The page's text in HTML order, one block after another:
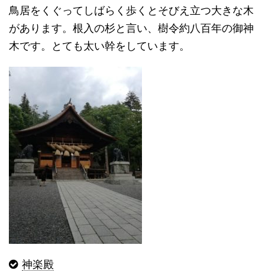
鳥居をくぐってしばらく歩くとそびえ立つ大きな木
があります。根入の杉と言い、樹令約八百年の御神
木です。とても太い幹をしています。
神楽殿